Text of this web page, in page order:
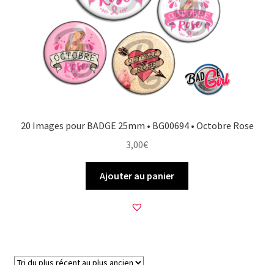
20 Images pour BADGE 25mm • BG00694 • Octobre Rose
3,00€
Ajouter au panier